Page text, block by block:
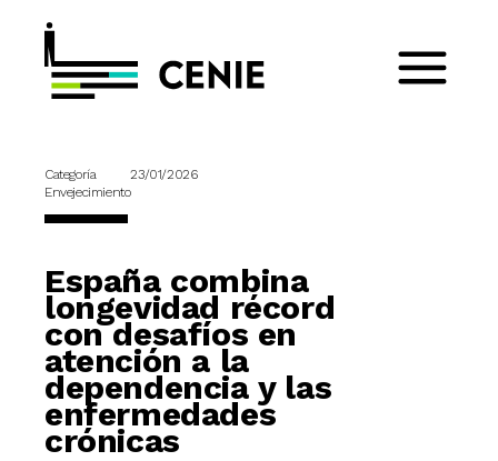
Categoría
Envejecimiento
23/01/2026
España combina
longevidad récord
con desafíos en
atención a la
dependencia y las
enfermedades
crónicas